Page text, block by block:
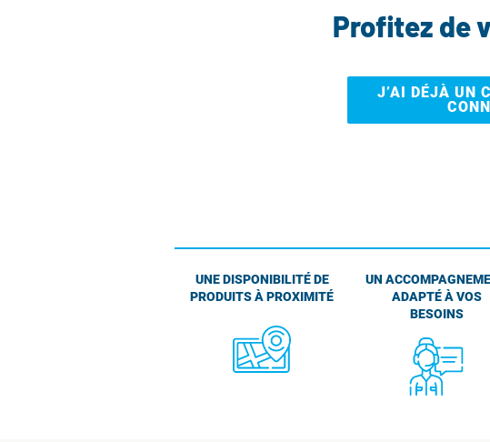
Profitez de
J’AI DÉJÀ UN
UNE DISPONIBILITÉ DE
PRODUITS À PROXIMITÉ
UN
ADAPTÉ À VOS
BESOINS